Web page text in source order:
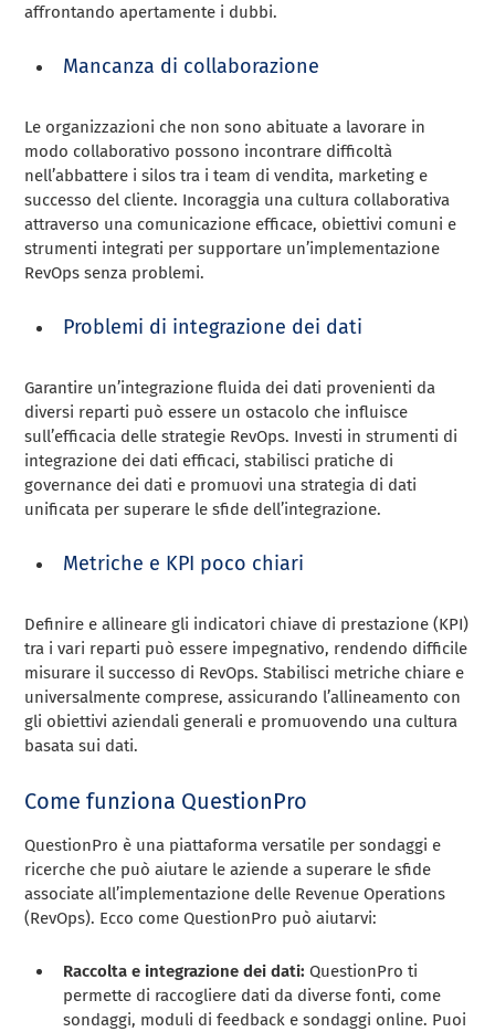
affrontando apertamente i dubbi.
Mancanza di collaborazione
Le organizzazioni che non sono abituate a lavorare in
modo collaborativo possono incontrare difficoltà
nell’abbattere i silos tra i team di vendita, marketing e
successo del cliente. Incoraggia una cultura collaborativa
attraverso una comunicazione efficace, obiettivi comuni e
strumenti integrati per supportare un’implementazione
RevOps senza problemi.
Problemi di integrazione dei dati
Garantire un’integrazione fluida dei dati provenienti da
diversi reparti può essere un ostacolo che influisce
sull’efficacia delle strategie RevOps. Investi in strumenti di
integrazione dei dati efficaci, stabilisci pratiche di
governance dei dati e promuovi una strategia di dati
unificata per superare le sfide dell’integrazione.
Metriche e KPI poco chiari
Definire e allineare gli indicatori chiave di prestazione (KPI)
tra i vari reparti può essere impegnativo, rendendo difficile
misurare il successo di RevOps. Stabilisci metriche chiare e
universalmente comprese, assicurando l’allineamento con
gli obiettivi aziendali generali e promuovendo una cultura
basata sui dati.
Come funziona QuestionPro
QuestionPro è una piattaforma versatile per sondaggi e
ricerche che può aiutare le aziende a superare le sfide
associate all’implementazione delle Revenue Operations
(RevOps). Ecco come QuestionPro può aiutarvi:
Raccolta e integrazione dei dati:QuestionPro ti
permette di raccogliere dati da diverse fonti, come
sondaggi, moduli di feedback e sondaggi online. Puoi